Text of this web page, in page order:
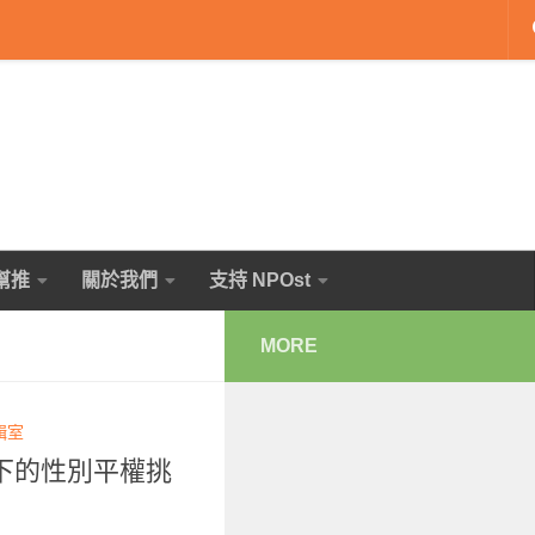
推 關於我們 支持 NPOst
室
的性別平權挑
MORE